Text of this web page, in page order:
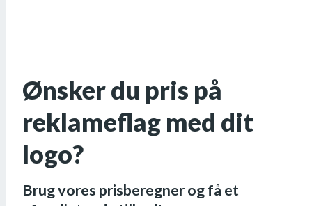
Ønsker du pris på
reklameflag med dit
logo?
Brug vores prisberegner og få et